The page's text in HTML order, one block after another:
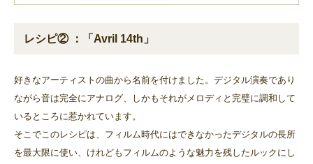
レシピ② ：「Avril 14th」
好きなアーティストの曲から名前を付けました。デジタル演奏であり
ながら音は完全にアナログ、しかもそれがメロディと完璧に調和して
いるところに惹かれています。
そこでこのレシピは、フィルム時代にはできなかったデジタルの長所
を最大限に使い、けれどもフィルムのような魅力を残したルックにし